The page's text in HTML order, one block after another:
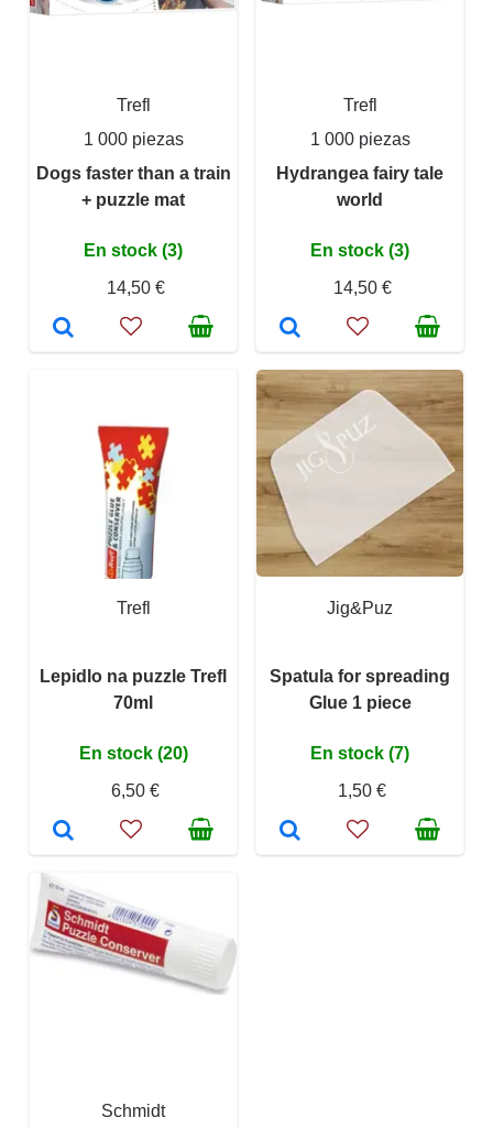
Trefl
1 000 piezas
Dogs faster than a train
+ puzzle mat
En stock (3)
14,50 €
Trefl
1 000 piezas
Hydrangea fairy tale
world
En stock (3)
14,50 €
Trefl
Lepidlo na puzzle Trefl
70ml
En stock (20)
6,50 €
Jig&Puz
Spatula for spreading
Glue 1 piece
En stock (7)
1,50 €
Schmidt